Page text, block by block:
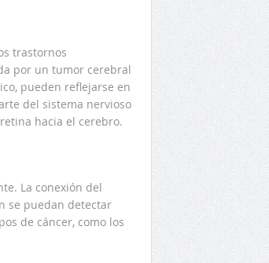
trastornos
por un tumor cerebral
pueden reflejarse en
del sistema nervioso
hacia el cerebro.
La conexión del
se puedan detectar
de cáncer, como los